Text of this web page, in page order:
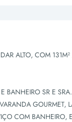
ALTO, COM
BANHEIRO SR E
GOURMET,
COM BANHEIRO,